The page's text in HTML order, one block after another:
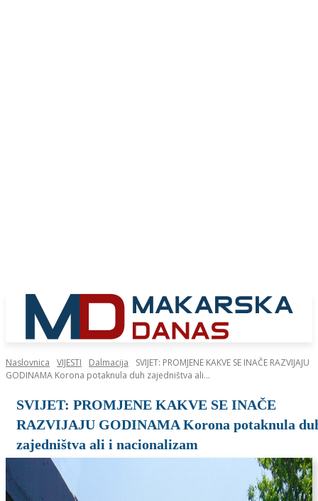
Naslovnica VIJESTI Dalmacija
SVIJET: PROMJENE KAKVE SE INAČE RAZVIJAJU
GODINAMA Korona potaknula duh zajedništva ali...
SVIJET: PROMJENE KAKVE SE INAČE
RAZVIJAJU GODINAMA Korona potaknula
zajedništva ali i nacionalizam